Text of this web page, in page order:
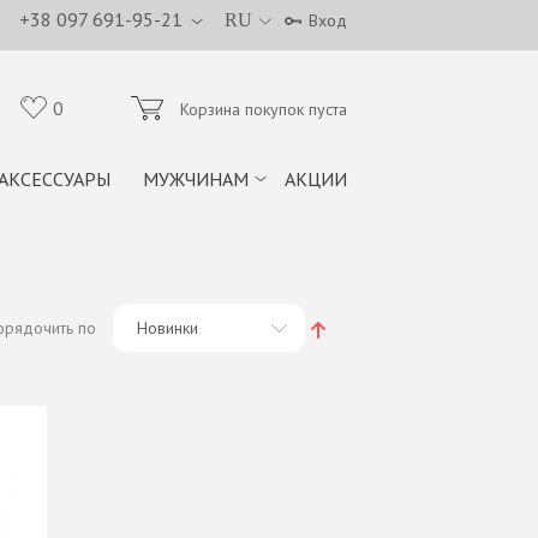
RU
+38 097 691-95-21 Вход
0 Корзина покупок пуста
МУЖЧИНАМ АКЦИИ
по Новинки